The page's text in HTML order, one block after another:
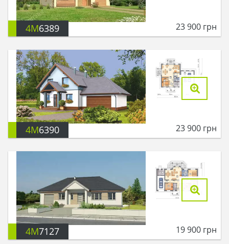
4M6389 23 900 грн
4M6390 23 900 грн
4M7127 19 900 грн